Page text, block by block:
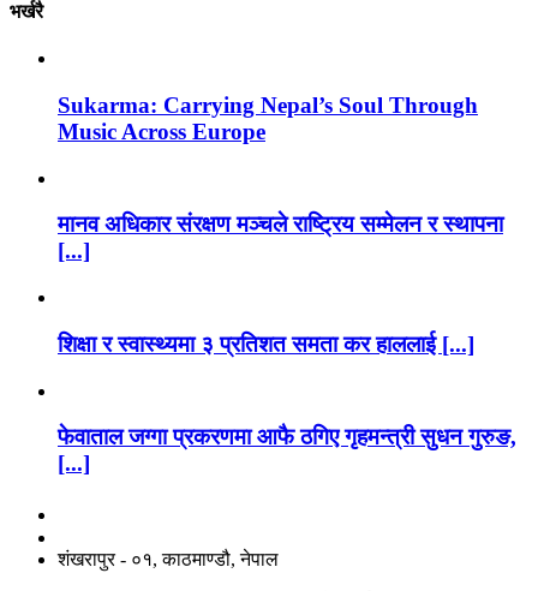
भर्खरै
Sukarma: Carrying Nepal’s Soul Through
Music Across Europe
मानव अधिकार संरक्षण मञ्चले राष्ट्रिय सम्मेलन र स्थापना
[...]
शिक्षा र स्वास्थ्यमा ३ प्रतिशत समता कर हाललाई [...]
फेवाताल जग्गा प्रकरणमा आफै ठगिए गृहमन्त्री सुधन गुरुङ,
[...]
शंखरापुर - ०१, काठमाण्डौ, नेपाल